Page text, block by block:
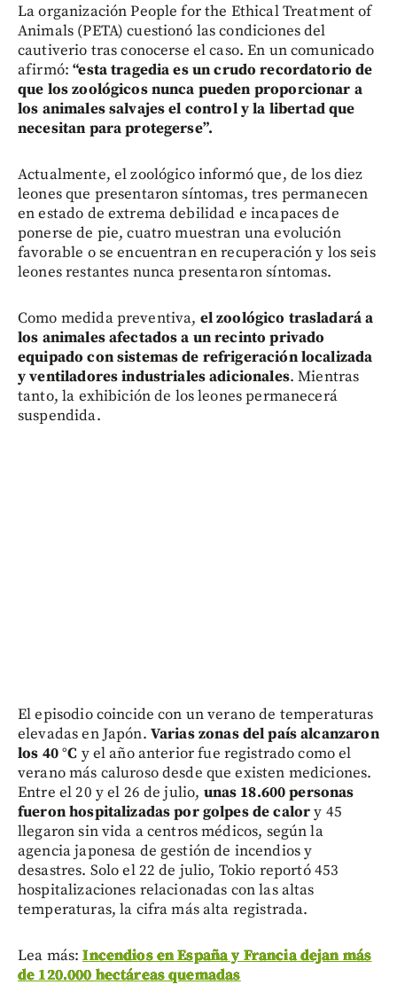
La organización People for the Ethical Treatment of
Animals (PETA) cuestionó las condiciones del
cautiverio tras conocerse el caso. En un comunicado
afirmó:“esta tragedia es un crudo recordatorio de
que los zoológicos nunca pueden proporcionar a
los animales salvajes el control y la libertad que
necesitan para protegerse”.
Actualmente, el zoológico informó que, de los diez
leones que presentaron síntomas, tres permanecen
en estado de extrema debilidad e incapaces de
ponerse de pie, cuatro muestran una evolución
favorable o se encuentran en recuperación y los seis
leones restantes nunca presentaron síntomas.
Como medida preventiva, el zoológico trasladará a
los animales afectados a un recinto privado
equipado con sistemas de refrigeración localizada
y ventiladores industriales adicionales. Mientras
tanto, la exhibición de los leones permanecerá
suspendida.
El episodio coincide con un verano de temperaturas
elevadas en Japón. Varias zonas del país alcanzaron
los 40 °C y el año anterior fue registrado como el
verano más caluroso desde que existen mediciones.
Entre el 20 y el 26 de julio, unas 18.600 personas
fueron hospitalizadas por golpes de calory 45
llegaron sin vida a centros médicos, según la
agencia japonesa de gestión de incendios y
desastres. Solo el 22 de julio, Tokio reportó 453
hospitalizaciones relacionadas con las altas
temperaturas, la cifra más alta registrada.
Lea más:Incendios en España y Francia dejan más
de 120.000 hectáreas quemadas